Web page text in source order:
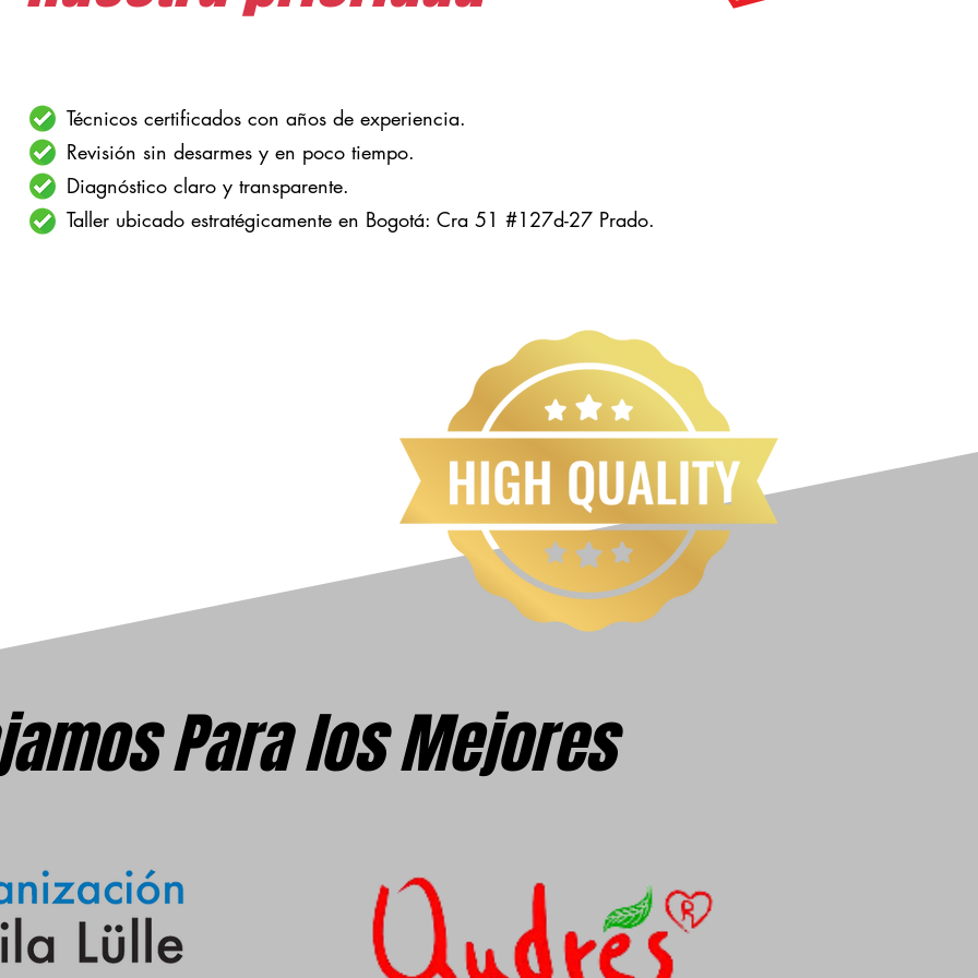
Técnicos certificados con años de experiencia.
Revisión sin desarmes y en poco tiempo.
Diagnóstico claro y transparente.
Taller ubicado estratégicamente en Bogotá: Cra 51 #127d-27 Prado.
Para los Mejores